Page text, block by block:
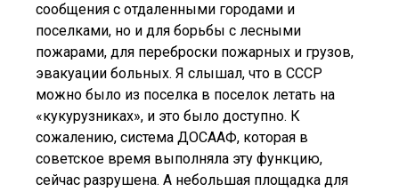
сообщения с отдаленными городами и
поселками, но и для борьбы с лесными
пожарами, для переброски пожарных и грузов,
эвакуации больных. Я слышал, что в СССР
можно было из поселка в поселок летать на
«кукурузниках», и это было доступно. К
сожалению, система ДОСААФ, которая в
советское время выполняла эту функцию,
сейчас разрушена. А небольшая площадка для